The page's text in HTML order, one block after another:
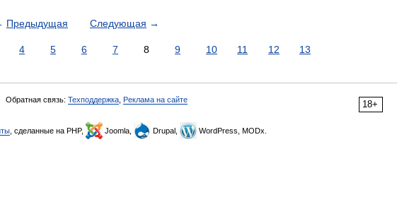
Предыдущая Следующая →
4 5 6 7 8 9 10 11 12 13
18+
Обратная связь: Техподдержка Реклама на сайте
, сделанные на PHP, Joomla, Drupal, WordPress, MODx.